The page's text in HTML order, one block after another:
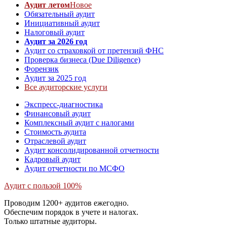
Аудит летомНовое
Обязательный аудит
Инициативный аудит
Налоговый аудит
Аудит за 2026 год
Аудит со страховкой от претензий ФНС
Проверка бизнеса (Due Diligence)
Форензик
Аудит за 2025 год
Все аудиторские услуги
Экспресс-диагностика
Финансовый аудит
Комплексный аудит с налогами
Стоимость аудита
Отраслевой аудит
Аудит консолидированной отчетности
Кадровый аудит
Аудит отчетности по МСФО
Аудит с пользой 100%
Проводим 1200+ аудитов ежегодно.
Обеспечим порядок в учете и налогах.
Только штатные аудиторы.